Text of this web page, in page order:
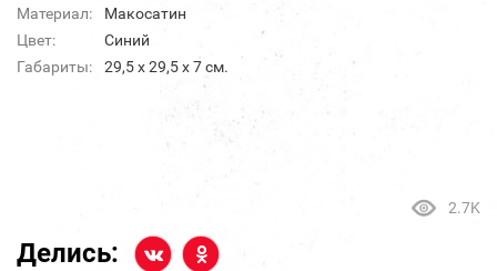
Материал:
Макосатин
Цвет:
Синий
Габариты:
29,5 х 29,5 х 7 см.
2.7K
Делись: